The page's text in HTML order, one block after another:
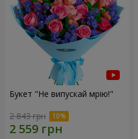
Букет "Не випускай мрію!"
2 843 грн